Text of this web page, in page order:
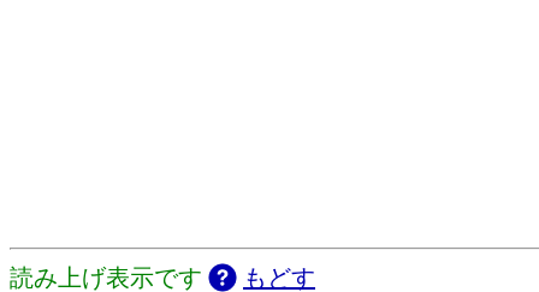
読み上げ表示です
もどす